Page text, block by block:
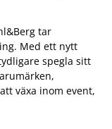
tar
Med ett nytt
spegla sitt
växa inom event,